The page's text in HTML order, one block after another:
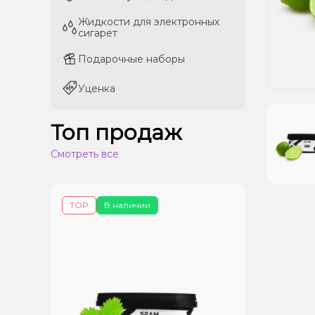
Жидкости для электронных
сигарет
Подарочные наборы
Уценка
Жидкости для электронных
сигарет
Подарочные наборы
Уценка
Топ продаж
Смотреть все
В наличии
TOP